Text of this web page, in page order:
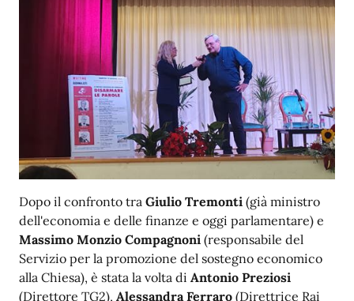
Dopo il confronto tra Giulio Tremonti (già ministro
dell'economia e delle finanze e oggi parlamentare) e
Massimo Monzio Compagnoni (responsabile del
Servizio per la promozione del sostegno economico
alla Chiesa), è stata la volta di Antonio Preziosi
(Direttore TG2), Alessandra Ferraro (Direttrice Rai